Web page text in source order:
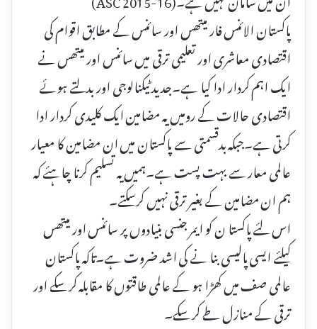
پاکستان الائنس فار میتھس اور سائنس کے مطابق اقوام کی
اقتصادی معاشری اور تعلیمی ترقی میں سائنس اور میتھس نے
ایک اہم کردار ادا کیا ہے۔جدید ٹیکنالوجی اور بدلتے ہوئے
اقتصادی حالات کے رومیں یہ مضامین ایک کلیدی کردار ادا
کرتی ہے۔جبکہ بدقسمتی سے پاکستان میں ان مضامین کا معیار
عالمی معار سے بہت پست ہے۔ہمیں یہ تسلیم کرنا چاہئے کہ
ہم ان مضامین کے بغیر ترقی نہیں کرسکتے۔
اس لئے پاکستا ن کو ایمر جنسی بنیادوں پر سائنس اور میتھس
کیلئے ایسی پالیسی بنا نے کی اشد ضروت ہے۔تاکہ پاکستان
عالمی صف میں کھڑا ہو کے عالمی طاقتوں کا مقابلہ کر سکے اور
ترقی کے منازل طے کر سکے۔